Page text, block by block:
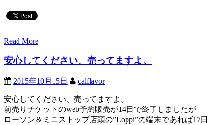
Read More
安心してください、売ってますよ。
2015年10月15日 calflavor
安心してください、売ってますよ。
前売りチケットのweb予約販売が14日で終了しましたが
ローソン＆ミニストップ店頭の”Loppi”の端末であれば17日